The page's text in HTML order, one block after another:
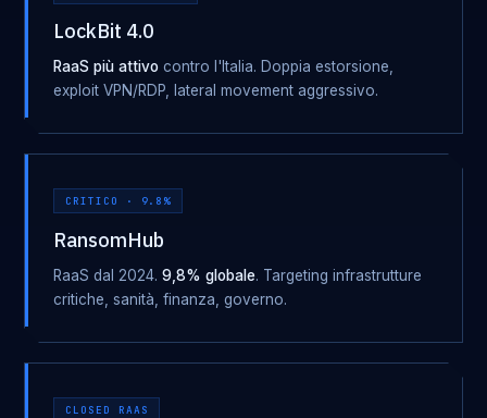
LockBit 4.0
RaaS più attivo contro l'Italia. Doppia estorsione,
exploit VPN/RDP, lateral movement aggressivo.
CRITICO · 9.8%
RansomHub
RaaS dal 2024. 9,8% globale. Targeting infrastrutture
critiche, sanità, finanza, governo.
CLOSED RAAS